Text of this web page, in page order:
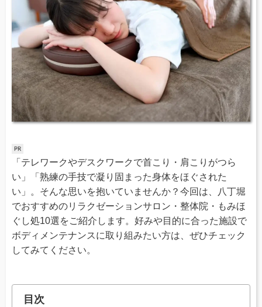
「テレワークやデスクワークで首こり・肩こりがつら
い」「熟練の手技で凝り固まった身体をほぐされた
い」。そんな思いを抱いていませんか？今回は、八丁堀
でおすすめのリラクゼーションサロン・整体院・もみほ
ぐし処10選をご紹介します。好みや目的に合った施設で
ボディメンテナンスに取り組みたい方は、ぜひチェック
してみてください。
目次